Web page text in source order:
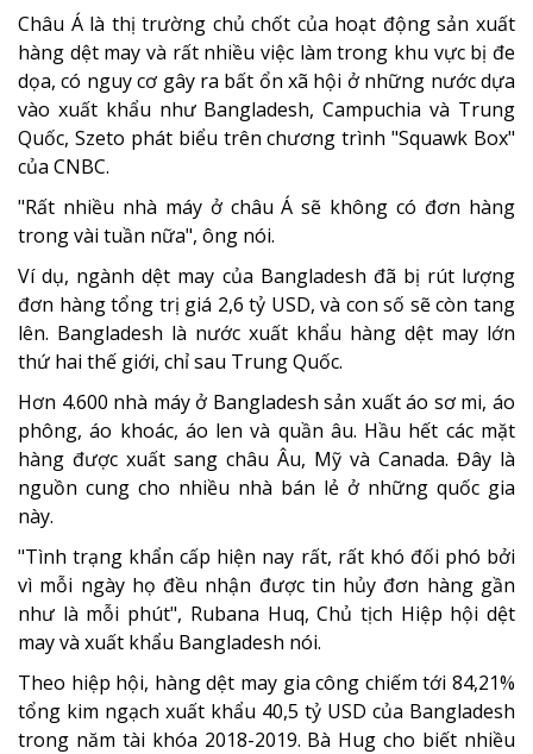
Châu Á là thị trường chủ chốt của hoạt động sản xuất
hàng dệt may và rất nhiều việc làm trong khu vực bị đe
dọa, có nguy cơ gây ra bất ổn xã hội ở những nước dựa
vào xuất khẩu như Bangladesh, Campuchia và Trung
Quốc, Szeto phát biểu trên chương trình "Squawk Box"
của CNBC.
"Rất nhiều nhà máy ở châu Á sẽ không có đơn hàng
trong vài tuần nữa", ông nói.
Ví dụ, ngành dệt may của Bangladesh đã bị rút lượng
đơn hàng tổng trị giá 2,6 tỷ USD, và con số sẽ còn tang
lên. Bangladesh là nước xuất khẩu hàng dệt may lớn
thứ hai thế giới, chỉ sau Trung Quốc.
Hơn 4.600 nhà máy ở Bangladesh sản xuất áo sơ mi, áo
phông, áo khoác, áo len và quần âu. Hầu hết các mặt
hàng được xuất sang châu Âu, Mỹ và Canada. Đây là
nguồn cung cho nhiều nhà bán lẻ ở những quốc gia
này.
"Tình trạng khẩn cấp hiện nay rất, rất khó đối phó bởi
vì mỗi ngày họ đều nhận được tin hủy đơn hàng gần
như là mỗi phút", Rubana Huq, Chủ tịch Hiệp hội dệt
may và xuất khẩu Bangladesh nói.
Theo hiệp hội, hàng dệt may gia công chiếm tới 84,21%
tổng kim ngạch xuất khẩu 40,5 tỷ USD của Bangladesh
trong năm tài khóa 2018-2019. Bà Hug cho biết nhiều